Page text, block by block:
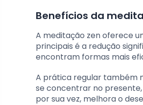
Benefícios da
A meditação zen oferece
principais é a redução
encontram formas mais
A prática regular também
se concentrar no
por sua vez, melhora o